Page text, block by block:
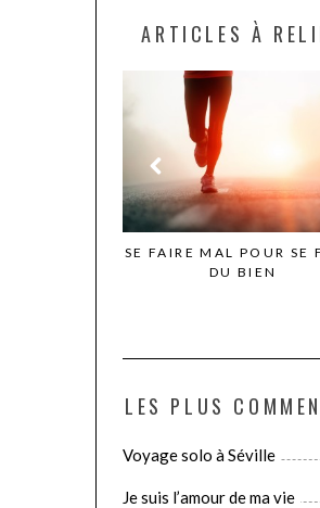
ARTICLES À
SE FAIRE MAL POUR SE
DU BIEN
LES PLUS
Voyage solo à Séville
Je suis l’amour de ma vie